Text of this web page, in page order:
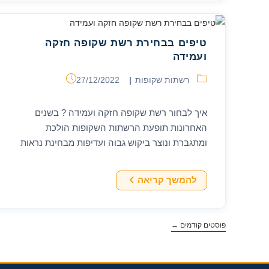
טיפים בבחירת רשת שקופה חזקה
ועמידה
קטגוריה:רשתות שקופות פורסם:
27/12/2022
איך לבחור רשת שקופה חזקה ועמידה ? בשנים
האחרונות תופעת הרשתות השקופות הולכת
ומתגברת ונוצר ביקוש גבוה ועדיפות מבחינת נראות
דגמים שברובם…
להמשך קריאה טיפים
בבחירת
פוסטים קודמים →